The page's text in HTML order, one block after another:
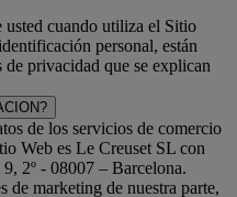
usted cuando utiliza el Sitio
personal, están
privacidad que se explican
de los servicios de comercio
Web es Le Creuset SL con
2º - 08007 – Barcelona.
de marketing de nuestra parte,